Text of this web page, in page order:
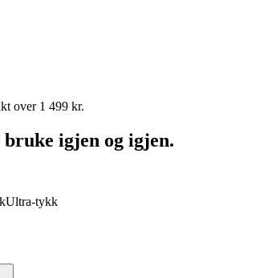
over 1 499 kr.
igjen og igjen.
Ultra-tykk